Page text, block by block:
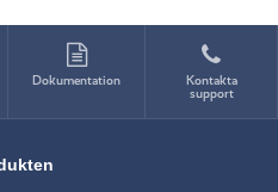
Dokumentation
Kontakta
support